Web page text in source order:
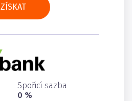
ZÍSKAT
Spořicí sazba
0 %